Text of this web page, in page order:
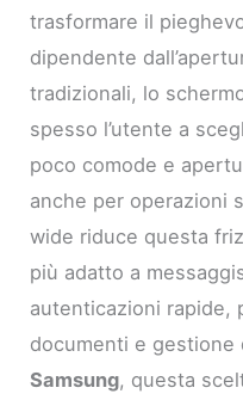
trasformare il
dipendente
tradizionali, lo
spesso l’utente a
poco comode e
anche per operazioni
wide riduce questa
più adatto a
autenticazioni rapide,
documenti e gestione
Samsung, questa